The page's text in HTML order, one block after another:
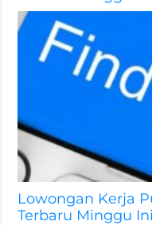
Lowongan Kerja
Terbaru Minggu Ini